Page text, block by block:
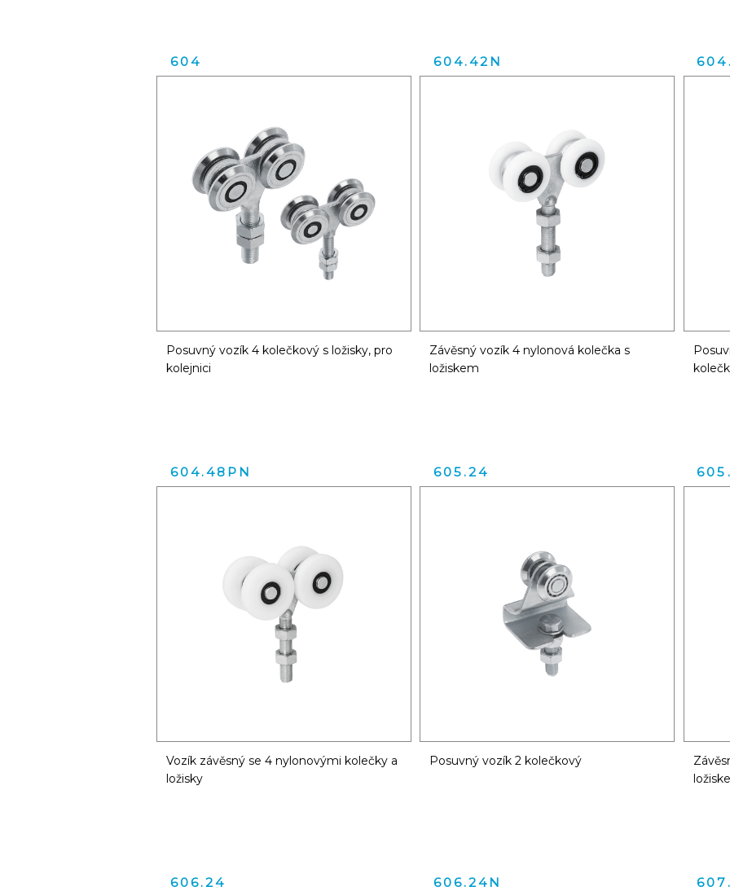
604
Posuvný vozík 4 kolečkový s ložisky, pro
kolejnici
604.42N
Závěsný vozík 4 nylonová kolečka s
ložiskem
604.48PN
Vozík závěsný se 4 nylonovými kolečky a
ložisky
605.24
Posuvný vozík 2 kolečkový
606.24 606.24N